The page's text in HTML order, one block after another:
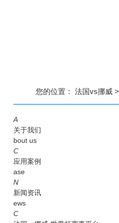
您的位置： 法国vs挪威>
A
关于我们
bout us
C
应用案例
ase
N
新闻资讯
ews
C